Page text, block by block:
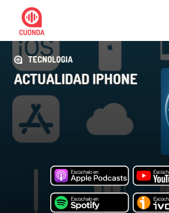
TECNOLOGIA
ACTUALIDAD IPHONE